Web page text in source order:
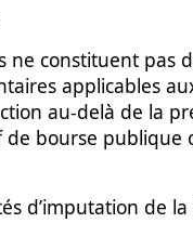
ne constituent pas
applicables
au-delà de la
bourse publique
d’imputation de